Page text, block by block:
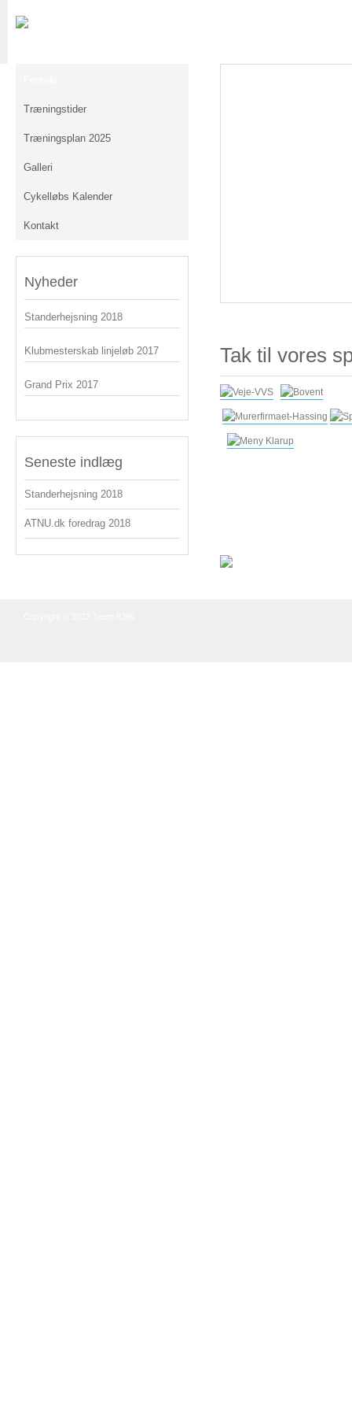
Træningstider
Træningsplan 2025
Galleri
Cykelløbs Kalender
Kontakt
Nyheder
Standerhejsning 2018
Klubmesterskab linjeløb 2017
Grand Prix 2017
Seneste indlæg
Standerhejsning 2018
ATNU.dk foredrag 2018
Tak til vores